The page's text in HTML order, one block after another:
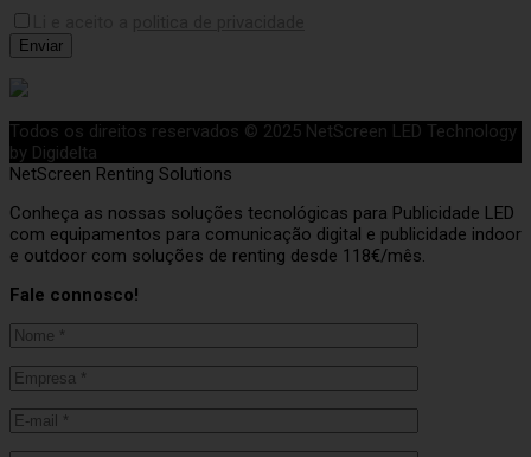
Todos os direitos reservados © 2025 NetScreen LED Technology
by Digidelta
NetScreen Renting Solutions
Conheça as nossas soluções tecnológicas para Publicidade LED
com equipamentos para comunicação digital e publicidade indoor
e outdoor com soluções de renting desde 118€/mês.
Fale connosco!